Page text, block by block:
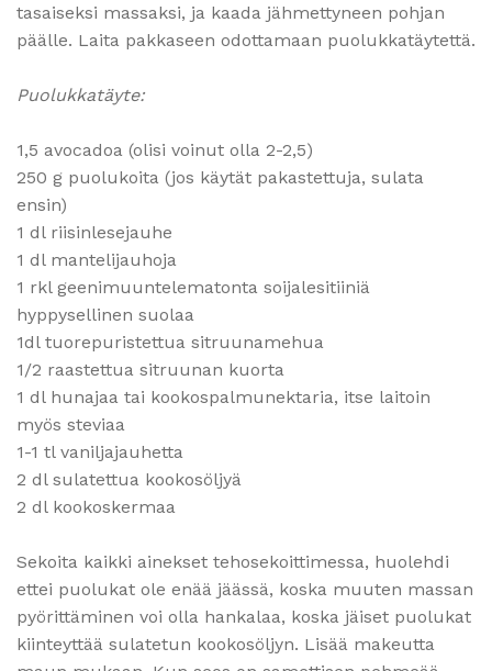
tasaiseksi massaksi, ja kaada jähmettyneen pohjan
päälle. Laita pakkaseen odottamaan puolukkatäytettä.
Puolukkatäyte:
1,5 avocadoa (olisi voinut olla 2-2,5)
250 g puolukoita (jos käytät pakastettuja, sulata
ensin)
1 dl riisinlesejauhe
1 dl mantelijauhoja
1 rkl geenimuuntelematonta soijalesitiiniä
hyppysellinen suolaa
1dl tuorepuristettua sitruunamehua
1/2 raastettua sitruunan kuorta
1 dl hunajaa tai kookospalmunektaria, itse laitoin
myös steviaa
1-1 tl vaniljajauhetta
2 dl sulatettua kookosöljyä
2 dl kookoskermaa
Sekoita kaikki ainekset tehosekoittimessa, huolehdi
ettei puolukat ole enää jäässä, koska muuten massan
pyörittäminen voi olla hankalaa, koska jäiset puolukat
kiinteyttää sulatetun kookosöljyn. Lisää makeutta